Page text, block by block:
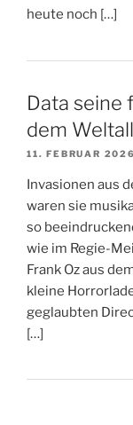
heute noch […]
Data seine
dem Weltall
11. FEBRUAR 2026
Invasionen aus
waren sie
so
wie im Regie-
Frank Oz aus
kleine
geglaubten
[…]